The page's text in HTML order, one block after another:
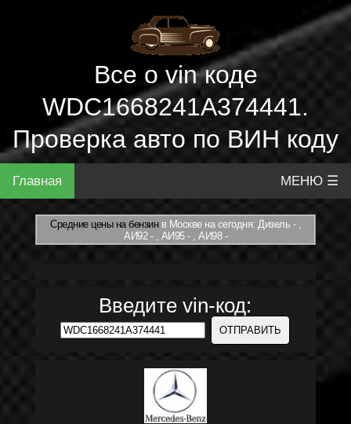
Все о vin коде
WDC1668241A374441.
Проверка авто по ВИН коду
Главная МЕНЮ ☰
Средние цены на бензинв Москве на сегодня: Дизель - ,
АИ92 - , АИ95 - , АИ98 -
Введите vin-код: